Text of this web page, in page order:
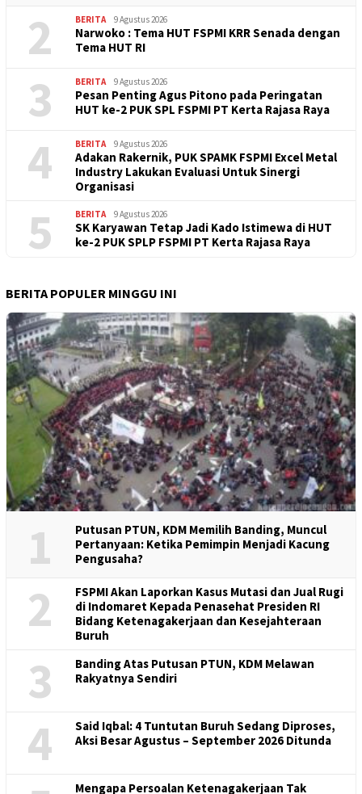
2 BERITA 9 Agustus 2026
Narwoko : Tema HUT FSPMI KRR Senada dengan
Tema HUT RI
3 BERITA 9 Agustus 2026
Pesan Penting Agus Pitono pada Peringatan
HUT ke-2 PUK SPL FSPMI PT Kerta Rajasa Raya
4 BERITA 9 Agustus 2026
Adakan Rakernik, PUK SPAMK FSPMI Excel Metal
Industry Lakukan Evaluasi Untuk Sinergi
Organisasi
5 BERITA 9 Agustus 2026
SK Karyawan Tetap Jadi Kado Istimewa di HUT
ke-2 PUK SPLP FSPMI PT Kerta Rajasa Raya
BERITA POPULER MINGGU INI
1
Putusan PTUN, KDM Memilih Banding, Muncul
Pertanyaan: Ketika Pemimpin Menjadi Kacung
Pengusaha?
2
FSPMI Akan Laporkan Kasus Mutasi dan Jual Rugi
di Indomaret Kepada Penasehat Presiden RI
Bidang Ketenagakerjaan dan Kesejahteraan
Buruh
3
Banding Atas Putusan PTUN, KDM Melawan
Rakyatnya Sendiri
4
Said Iqbal: 4 Tuntutan Buruh Sedang Diproses,
Aksi Besar Agustus – September 2026 Ditunda
Mengapa Persoalan Ketenagakerjaan Tak